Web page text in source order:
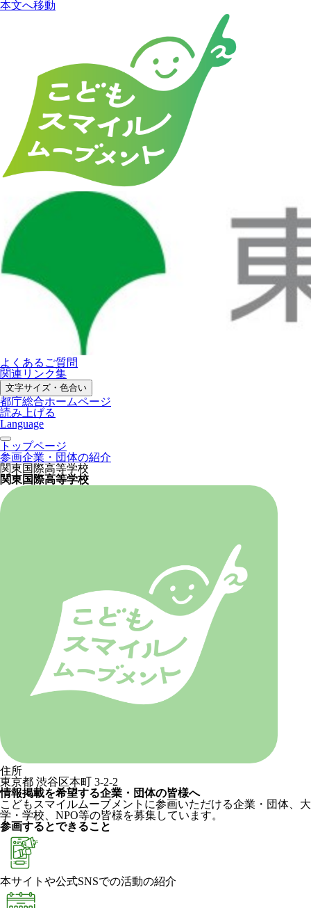
本文へ移動
よくあるご質問
関連リンク集
文字サイズ・色合い
都庁総合ホームページ
読み上げる
Language
トップページ
参画企業・団体の紹介
関東国際高等学校
関東国際高等学校
住所
東京都 渋谷区本町 3-2-2
情報掲載を希望する企業・団体の皆様へ
こどもスマイルムーブメントに参画いただける企業・団体、大
学・学校、NPO等の皆様を募集しています。
参画するとできること
本サイトや公式SNSでの活動の紹介